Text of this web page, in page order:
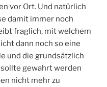
vor Ort. Und natürlich
damit immer noch
fraglich, mit welchem
dann noch so eine
und die grundsätzlich
gewahrt werden
nicht mehr zu